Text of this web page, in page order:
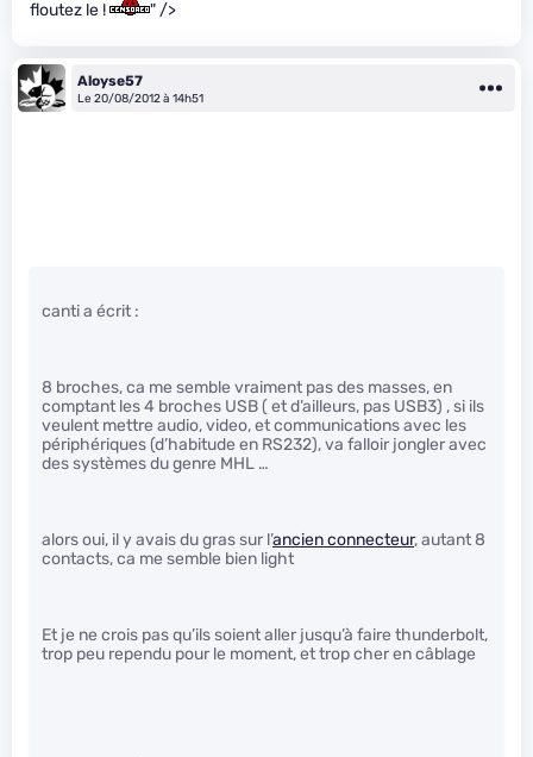
floutez le ! " />
Aloyse57
Le 20/08/2012 à 14h51
canti a écrit :
8 broches, ca me semble vraiment pas des masses, en
comptant les 4 broches USB ( et d’ailleurs, pas USB3) , si ils
veulent mettre audio, video, et communications avec les
périphériques (d’habitude en RS232), va falloir jongler avec
des systèmes du genre MHL …
alors oui, il y avais du gras sur l’ancien connecteur, autant 8
contacts, ca me semble bien light
Et je ne crois pas qu’ils soient aller jusqu’à faire thunderbolt,
trop peu rependu pour le moment, et trop cher en câblage